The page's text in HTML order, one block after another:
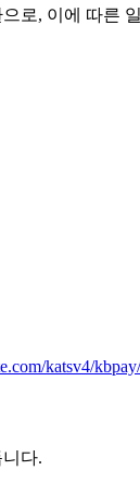
로, 이에 따른
katsv4/
다.